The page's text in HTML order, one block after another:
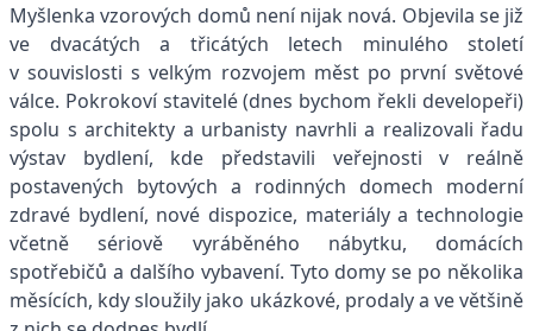
Myšlenka vzorových domů není nijak nová. Objevila se již
ve dvacátých a třicátých letech minulého století
v souvislosti s velkým rozvojem měst po první světové
válce. Pokrokoví stavitelé (dnes bychom řekli developeři)
spolu s architekty a urbanisty navrhli a realizovali řadu
výstav bydlení, kde představili veřejnosti v reálně
postavených bytových a rodinných domech moderní
zdravé bydlení, nové dispozice, materiály a technologie
včetně sériově vyráběného nábytku, domácích
spotřebičů a dalšího vybavení. Tyto domy se po několika
měsících, kdy sloužily jako ukázkové, prodaly a ve většině